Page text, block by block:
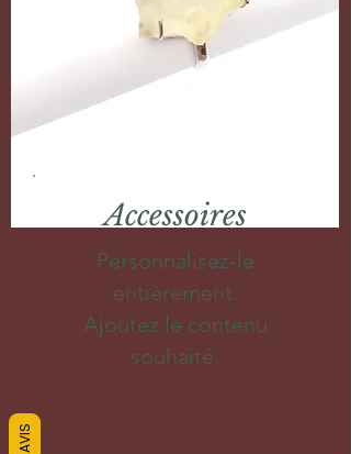
Accessoires
Personnalisez-le
entièrement.
Ajoutez le contenu
souhaité.
AVIS